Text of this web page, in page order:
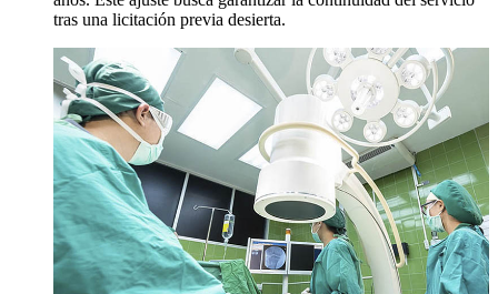
tras una licitación previa desierta.